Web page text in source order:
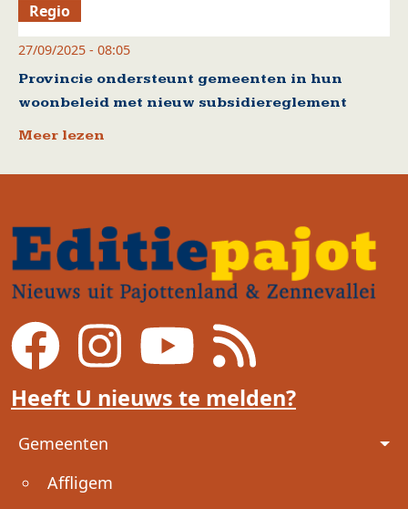
Regio
27/09/2025 - 08:05
Provincie ondersteunt gemeenten in hun
woonbeleid met nieuw subsidiereglement
Meer lezen
Heeft U nieuws te melden?
Voet
Gemeenten
Affligem